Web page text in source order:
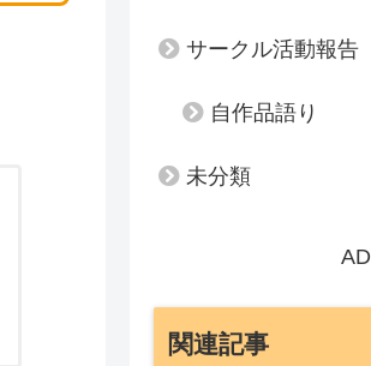
サークル活動報告
自作品語り
未分類
AD
関連記事